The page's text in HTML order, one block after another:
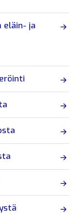
eläin- ja